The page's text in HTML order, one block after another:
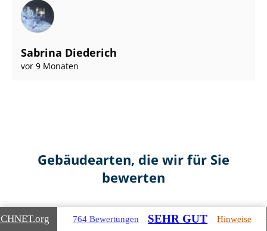
Sabrina Diederich
vor 9 Monaten
Gebäudearten, die wir für Sie
bewerten
.org 764 Bewertungen SEHR GUT Hinweise